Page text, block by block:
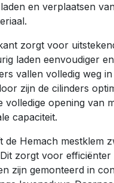
en verplaatsen
zorgt voor
laden eenvoudiger
vallen volledig weg
zijn de cilinders
volledige opening van
capaciteit.
de Hemach mestklem
zorgt voor
zijn gemonteerd in